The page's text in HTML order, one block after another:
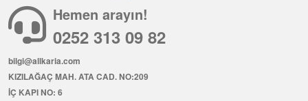
Hemen arayın!
0252 313 09 82
bilgi@allkaria.com
KIZILAĞAÇ MAH. ATA CAD. NO:209
İÇ KAPI NO: 6